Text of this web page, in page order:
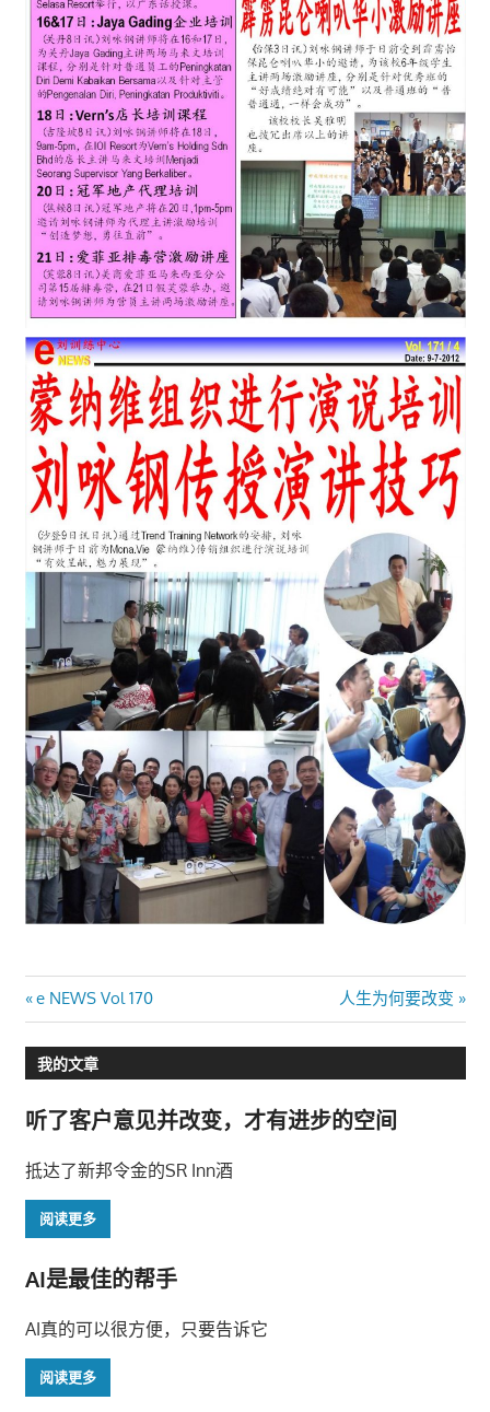
文
章
导
航
Previous
Post:
e NEWS Vol 170
Next
Post:
人生为何要改变
我的文章
听了客户意见并改变，才有进步的空间
抵达了新邦令金的SR Inn酒
阅读更多
AI是最佳的帮手
AI真的可以很方便，只要告诉它
阅读更多